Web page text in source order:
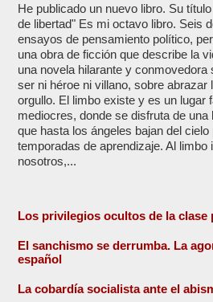
He publicado un nuevo libro. Su
de libertad" Es mi octavo libro. Seis
ensayos de pensamiento político,
una obra de ficción que describe la
una novela hilarante y conmovedora
ser ni héroe ni villano, sobre abrazar
orgullo. El limbo existe y es un lugar
mediocres, donde se disfruta de una
que hasta los ángeles bajan del
temporadas de aprendizaje. Al
nosotros,...
Los privilegios ocultos de la clase
El sanchismo se derrumba. La
español
La cobardía socialista ante el